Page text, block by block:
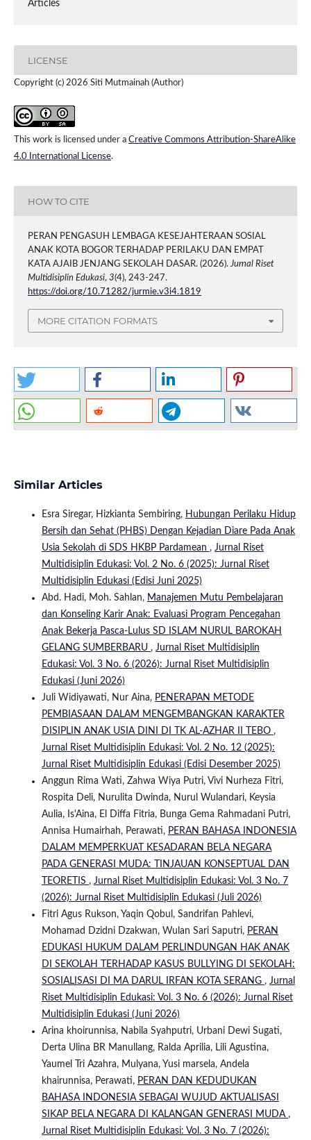
Articles
LICENSE
Copyright (c) 2026 Siti Mutmainah (Author)
This work is licensed under a Creative Commons Attribution-ShareAlike
4.0 International License.
HOW TO CITE
PERAN PENGASUH LEMBAGA KESEJAHTERAAN SOSIAL
ANAK KOTA BOGOR TERHADAP PERILAKU DAN EMPAT
KATA AJAIB JENJANG SEKOLAH DASAR. (2026).Jurnal Riset
Multidisiplin Edukasi, 3(4), 243-247.
https://doi.org/10.71282/jurmie.v3i4.1819
MORE CITATION FORMATS
Similar Articles
Esra Siregar, Hizkianta Sembiring, Hubungan Perilaku Hidup
Bersih dan Sehat (PHBS) Dengan Kejadian Diare Pada Anak
Usia Sekolah di SDS HKBP Pardamean , Jurnal Riset
Multidisiplin Edukasi: Vol. 2 No. 6 (2025): Jurnal Riset
Multidisiplin Edukasi (Edisi Juni 2025)
Abd. Hadi, Moh. Sahlan, Manajemen Mutu Pembelajaran
dan Konseling Karir Anak: Evaluasi Program Pencegahan
Anak Bekerja Pasca-Lulus SD ISLAM NURUL BAROKAH
GELANG SUMBERBARU , Jurnal Riset Multidisiplin
Edukasi: Vol. 3 No. 6 (2026): Jurnal Riset Multidisiplin
Edukasi (Juni 2026)
Juli Widiyawati, Nur Aina, PENERAPAN METODE
PEMBIASAAN DALAM MENGEMBANGKAN KARAKTER
DISIPLIN ANAK USIA DINI DI TK AL-AZHAR II TEBO ,
Jurnal Riset Multidisiplin Edukasi: Vol. 2 No. 12 (2025):
Jurnal Riset Multidisiplin Edukasi (Edisi Desember 2025)
Anggun Rima Wati, Zahwa Wiya Putri, Vivi Nurheza Fitri,
Rospita Deli, Nurulita Dwinda, Nurul Wulandari, Keysia
Aulia, Is'Aina, El Diffa Fitria, Bunga Gema Rahmadani Putri,
Annisa Humairhah, Perawati, PERAN BAHASA INDONESIA
DALAM MEMPERKUAT KESADARAN BELA NEGARA
PADA GENERASI MUDA: TINJAUAN KONSEPTUAL DAN
TEORETIS , Jurnal Riset Multidisiplin Edukasi: Vol. 3 No. 7
(2026): Jurnal Riset Multidisiplin Edukasi (Juli 2026)
Fitri Agus Rukson, Yaqin Qobul, Sandrifan Pahlevi,
Mohamad Dzidni Dzakwan, Wulan Sari Saputri, PERAN
EDUKASI HUKUM DALAM PERLINDUNGAN HAK ANAK
DI SEKOLAH TERHADAP KASUS BULLYING DI SEKOLAH:
SOSIALISASI DI MA DARUL IRFAN KOTA SERANG , Jurnal
Riset Multidisiplin Edukasi: Vol. 3 No. 6 (2026): Jurnal Riset
Multidisiplin Edukasi (Juni 2026)
Arina khoirunnisa, Nabila Syahputri, Urbani Dewi Sugati,
Derta Ulina BR Manullang, Ralda Aprilia, Lili Agustina,
Yaumel Tri Azahra, Mulyana, Yusi marsela, Andela
khairunnisa, Perawati, PERAN DAN KEDUDUKAN
BAHASA INDONESIA SEBAGAI WUJUD AKTUALISASI
SIKAP BELA NEGARA DI KALANGAN GENERASI MUDA ,
Jurnal Riset Multidisiplin Edukasi: Vol. 3 No. 7 (2026):